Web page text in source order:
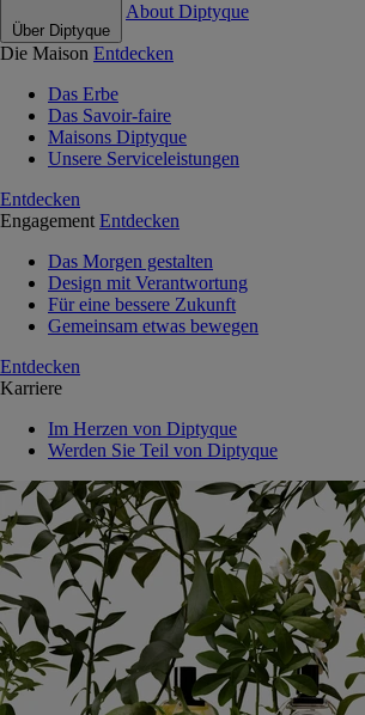
Über Diptyque
About Diptyque
Die Maison Entdecken
Das Erbe
Das Savoir-faire
Maisons Diptyque
Unsere Serviceleistungen
Entdecken
Engagement Entdecken
Das Morgen gestalten
Design mit Verantwortung
Für eine bessere Zukunft
Gemeinsam etwas bewegen
Entdecken
Karriere
Im Herzen von Diptyque
Werden Sie Teil von Diptyque